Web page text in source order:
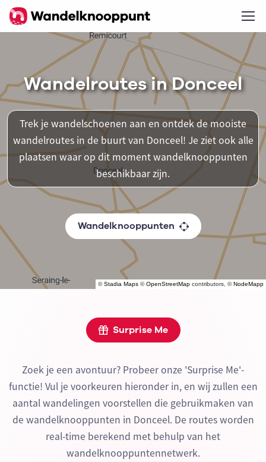
©Stadia Maps ©OpenStreetMap contributors, ©NodeMapp
Wandelroutes in Donceel
Trek je wandelschoenen aan en ontdek de mooiste
wandelroutes in de buurt van Donceel! Je ziet ook alle
plaatsen waar op dit moment wandelknooppunten
beschikbaar zijn.
Wandelknooppunten
Surprise Me
Zoek je een avontuur? Probeer onze 'Surprise Me'-
functie! Vul je voorkeuren hieronder in, en wij zullen een
aantal wandelingen voorstellen die gebruikmaken van
de wandelknooppunten in Donceel. De routes worden
real-time berekend met behulp van het
wandelknooppuntennetwerk.